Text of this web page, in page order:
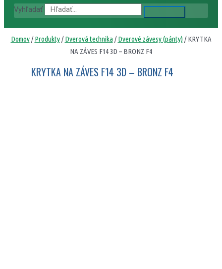
Vyhľadať
Domov/Produkty/Dverová technika /Dverové závesy (pánty) / KRYTKA
NA ZÁVES F14 3D – BRONZ F4
KRYTKA NA ZÁVES F14 3D – BRONZ F4